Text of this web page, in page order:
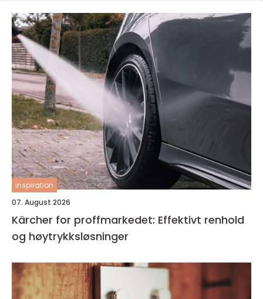
inspiration
07. August 2026
Kärcher for proffmarkedet: Effektivt renhold
og høytrykksløsninger